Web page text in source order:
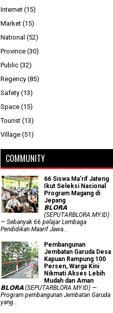
Internet (15)
Market (15)
National (52)
Province (30)
Public (32)
Regency (85)
Safety (13)
Space (15)
Tourist (13)
Village (51)
COMMUNITY
66 Siswa Ma’rif Jateng
Ikut Seleksi Nasional
Program Magang di
Jepang
𝗕𝗟𝗢𝗥𝗔
(SEPUTARBLORA.MY.ID)
— Sebanyak 66 pelajar Lembaga
Pendidikan Maarif Jawa...
Pembangunan
Jembatan Garuda Desa
Kapuan Rampung 100
Persen, Warga Kini
Nikmati Akses Lebih
Mudah dan Aman
𝗕𝗟𝗢𝗥𝗔 (SEPUTARBLORA.MY.ID) —
Program pembangunan Jembatan Garuda
yang...